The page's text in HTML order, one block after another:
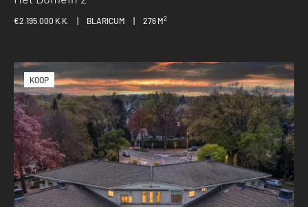
€2.195.000 K.K. | BLARICUM | 276 M2
KOOP